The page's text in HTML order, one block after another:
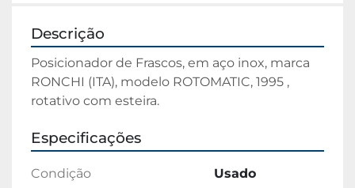
Descrição
Posicionador de Frascos, em aço inox, marca
RONCHI (ITA), modelo ROTOMATIC, 1995 ,
rotativo com esteira.
Especificações
Condição Usado